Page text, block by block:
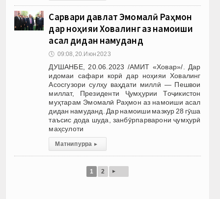
Сарвари давлат Эмомалӣ Раҳмон
дар ноҳияи Ховалинг аз намоиши
асал дидан намуданд
🕔 09:08, 20.Июн 2023
ДУШАНБЕ, 20.06.2023 /АМИТ «Ховар»/. Дар
идомаи сафари корӣ дар ноҳияи Ховалинг
Асосгузори сулҳу ваҳдати миллӣ — Пешвои
миллат, Президенти Ҷумҳурии Тоҷикистон
муҳтарам Эмомалӣ Раҳмон аз намоиши асал
дидан намуданд. Дар намоиши мазкур 28 гӯша
таъсис дода шуда, занбӯрпарварони ҷумҳурӣ
маҳсулоти
Матни пурра ▸
1 2 ▸